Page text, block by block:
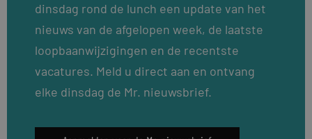
dinsdag rond de lunch een update van het
nieuws van de afgelopen week, de laatste
loopbaanwijzigingen en de recentste
vacatures. Meld u direct aan en ontvang
elke dinsdag de Mr. nieuwsbrief.